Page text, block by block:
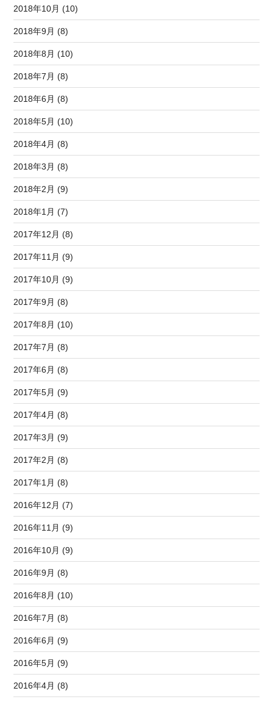
2018年10月 (10)
2018年9月 (8)
2018年8月 (10)
2018年7月 (8)
2018年6月 (8)
2018年5月 (10)
2018年4月 (8)
2018年3月 (8)
2018年2月 (9)
2018年1月 (7)
2017年12月 (8)
2017年11月 (9)
2017年10月 (9)
2017年9月 (8)
2017年8月 (10)
2017年7月 (8)
2017年6月 (8)
2017年5月 (9)
2017年4月 (8)
2017年3月 (9)
2017年2月 (8)
2017年1月 (8)
2016年12月 (7)
2016年11月 (9)
2016年10月 (9)
2016年9月 (8)
2016年8月 (10)
2016年7月 (8)
2016年6月 (9)
2016年5月 (9)
2016年4月 (8)